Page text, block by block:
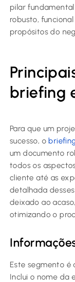
pilar
robusto,
propósitos do
briefing
Para que um
sucesso, o
um documento
todos os
cliente até as
detalhada
deixado ao
otimizando o
Este segmento é
Inclui o nome da